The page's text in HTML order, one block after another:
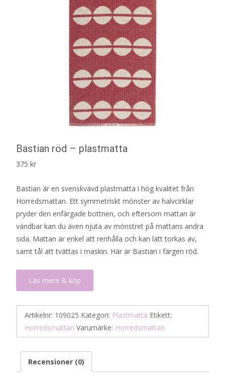
Bastian röd – plastmatta
375 kr
Bastian är en svenskvävd plastmatta i hög kvalitet från
Horredsmattan. Ett symmetriskt mönster av halvcirklar
pryder den enfärgade bottnen, och eftersom mattan är
vändbar kan du även njuta av mönstret på mattans andra
sida. Mattan är enkel att renhålla och kan lätt torkas av,
samt tål att tvättas i maskin. Här är Bastian i färgen röd.
Läs mera & köp
Artikelnr: 109025 Kategori: Plastmatta Etikett:
Horredsmattan Varumärke: Horredsmattan
Recensioner (0)